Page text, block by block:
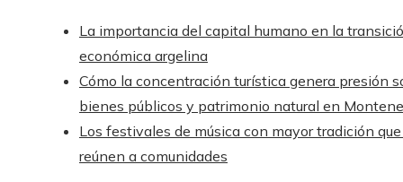
La importancia del capital humano en la
económica argelina
Cómo la concentración turística genera presión
bienes públicos y patrimonio natural en
Los festivales de música con mayor tradición
reúnen a comunidades